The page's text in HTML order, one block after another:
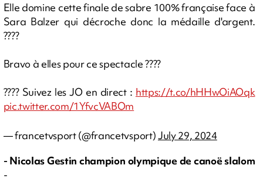
Elle domine cette finale de sabre 100% française face à
Sara Balzer qui décroche donc la médaille d'argent.
????
Bravo à elles pour ce spectacle ????
???? Suivez les JO en direct : https://t.co/hHHwOiAOqk
pic.twitter.com/1YfvcVABOm
— francetvsport (@francetvsport)July 29, 2024
- Nicolas Gestin champion olympique de canoë slalom
-